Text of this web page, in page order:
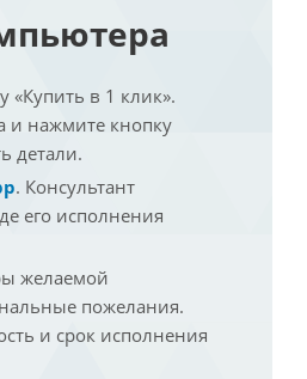
в 1 клик».
и нажмите кнопку
детали.
. Консультант
его исполнения
желаемой
пожелания.
и срок исполнения